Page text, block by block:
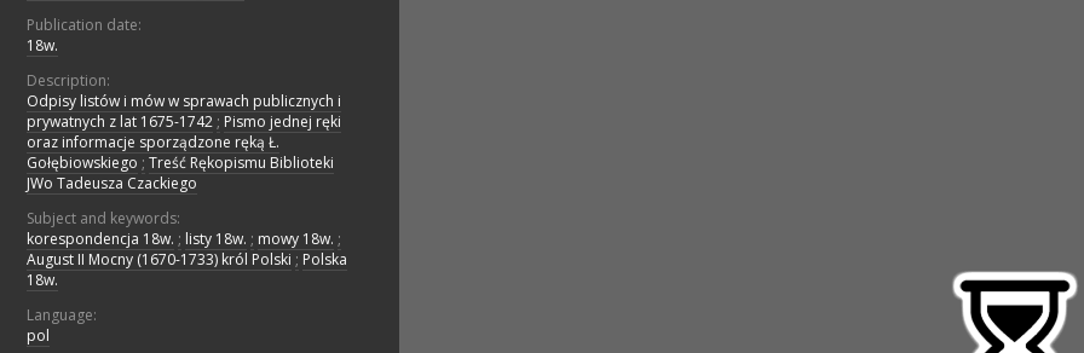
Publication date:
18w.
Description:
Odpisy listów i mów w sprawach publicznych i
prywatnych z lat 1675-1742 ; Pismo jednej ręki
oraz informacje sporządzone ręką Ł.
Gołębiowskiego ; Treść Rękopismu Biblioteki
JWo Tadeusza Czackiego
Subject and keywords:
korespondencja 18w. ; listy 18w. ; mowy 18w. ;
August II Mocny (1670-1733) król Polski ; Polska
18w.
Language:
pol